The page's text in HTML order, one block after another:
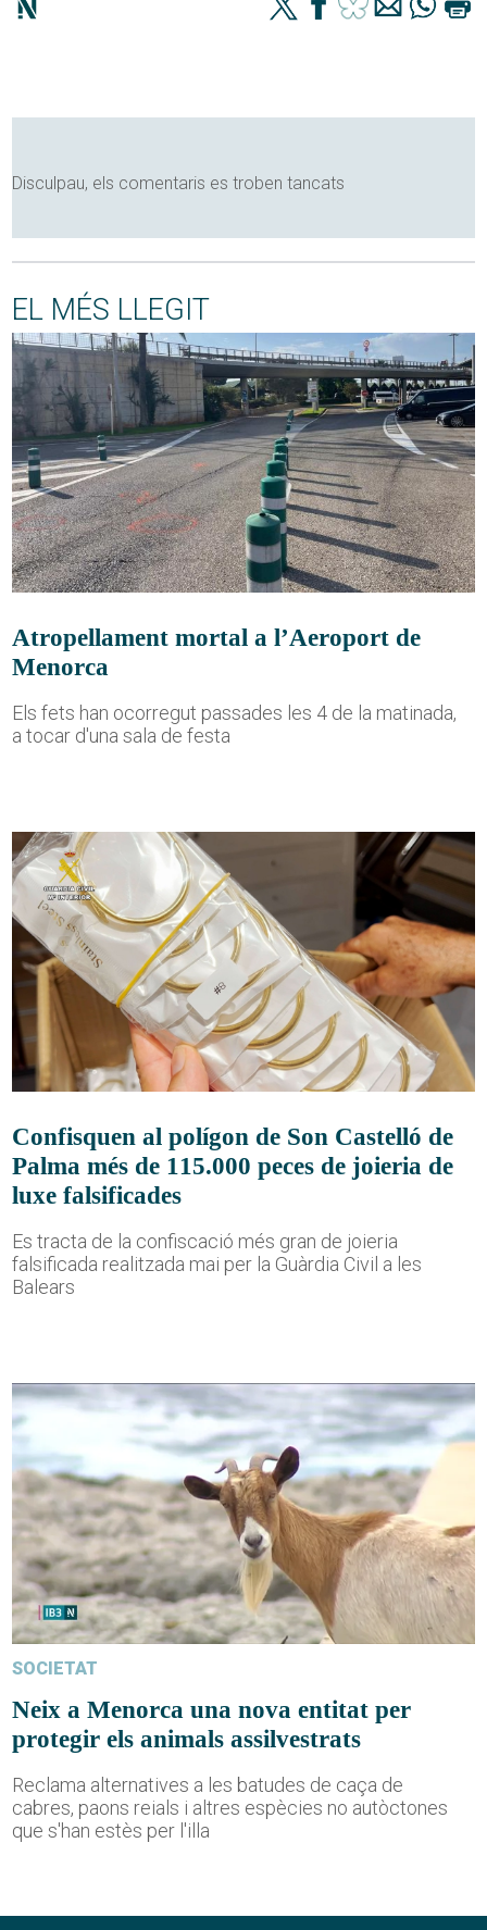
Disculpau, els comentaris es troben tancats
EL MÉS LLEGIT
Atropellament mortal a l’Aeroport de
Menorca
Els fets han ocorregut passades les 4 de la matinada,
a tocar d'una sala de festa
Confisquen al polígon de Son Castelló de
Palma més de 115.000 peces de joieria de
luxe falsificades
Es tracta de la confiscació més gran de joieria
falsificada realitzada mai per la Guàrdia Civil a les
Balears
SOCIETAT
Neix a Menorca una nova entitat per
protegir els animals assilvestrats
Reclama alternatives a les batudes de caça de
cabres, paons reials i altres espècies no autòctones
que s'han estès per l'illa